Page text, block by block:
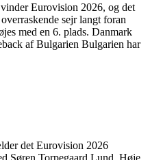
Eurovision 2026, og det
sejr langt foran
med en 6. plads. Danmark
af Bulgarien Bulgarien har
det Eurovision 2026